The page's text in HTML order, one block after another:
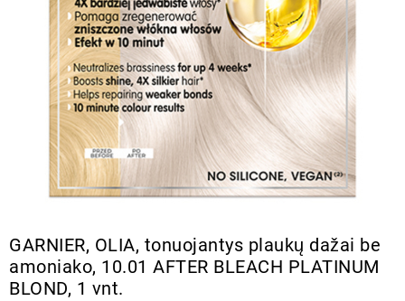
GARNIER, OLIA, tonuojantys plaukų dažai be
amoniako, 10.01 AFTER BLEACH PLATINUM
BLOND, 1 vnt.